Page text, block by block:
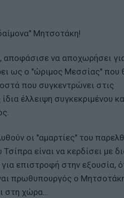
Μητσοτάκη!
να αποχωρήσει
ως ο "ώριμος Μεσσίας" που
που συγκεντρώνει στις
έλλειψη συγκεκριμένου
οι "αμαρτίες" του
είναι να κερδίσει με
επιστροφή στην εξουσία,
πρωθυπουργός ο
στη χώρα...